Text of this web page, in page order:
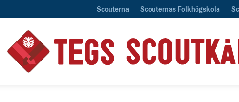
Scouterna Scouternas Folkhögskola